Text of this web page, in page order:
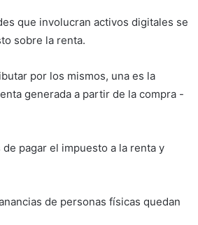
que involucran activos digitales se
sobre la renta.
por los mismos, una es la
generada a partir de la compra -
pagar el impuesto a la renta y
de personas físicas quedan